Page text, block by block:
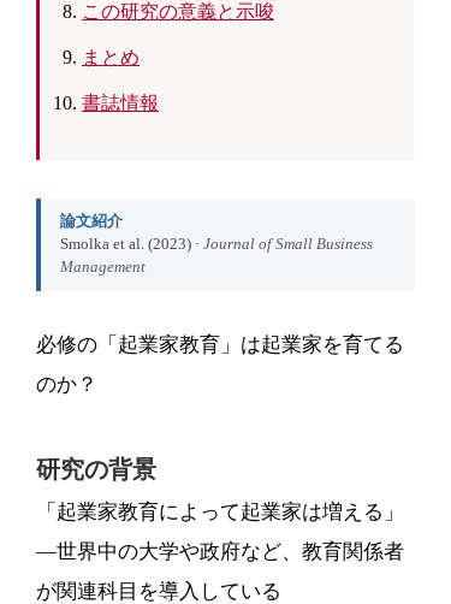
この研究の意義と示唆
まとめ
書誌情報
論文紹介
Smolka et al. (2023) · Journal of Small Business
Management
必修の「起業家教育」は起業家を育てる
のか？
研究の背景
「起業家教育によって起業家は増える」
―世界中の大学や政府など、教育関係者
が関連科目を導入している